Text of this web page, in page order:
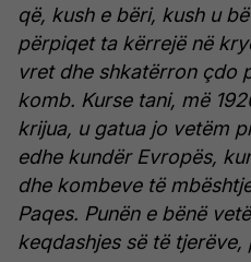
që, kush e bëri, kush u
përpiqet ta kërrejë në
vret dhe shkatërron çdo
komb. Kurse tani, më
krijua, u gatua jo vetëm
edhe kundër Evropës,
dhe kombeve të
Paqes. Punën e bënë
keqdashjes së të tjerëve,